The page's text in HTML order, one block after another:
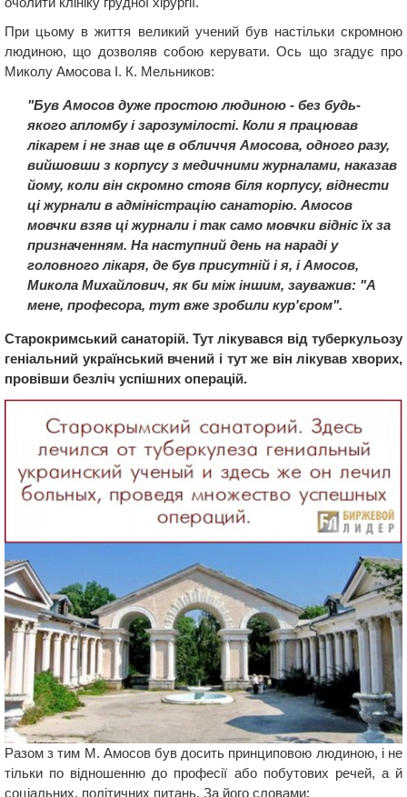
При цьому в життя великий учений був настільки скромною
людиною, що дозволяв собою керувати. Ось що згадує про
Миколу Амосова І. К. Мельников:
"Був Амосов дуже простою людиною - без будь-
якого апломбу і зарозумілості. Коли я працював
лікарем і не знав ще в обличчя Амосова, одного разу,
вийшовши з корпусу з медичними журналами, наказав
йому, коли він скромно стояв біля корпусу, віднести
ці журнали в адміністрацію санаторію. Амосов
мовчки взяв ці журнали і так само мовчки відніс їх за
призначенням. На наступний день на нараді у
головного лікаря, де був присутній і я, і Амосов,
Микола Михайлович, як би між іншим, зауважив: "А
мене, професора, тут вже зробили кур'єром".
Старокримський санаторій. Тут лікувався від туберкульозу
геніальний український вчений і тут же він лікував хворих,
провівши безліч успішних операцій.
Разом з тим М. Амосов був досить принциповою людиною, і не
тільки по відношенню до професії або побутових речей, а й
соціальних, політичних питань. За його словами: